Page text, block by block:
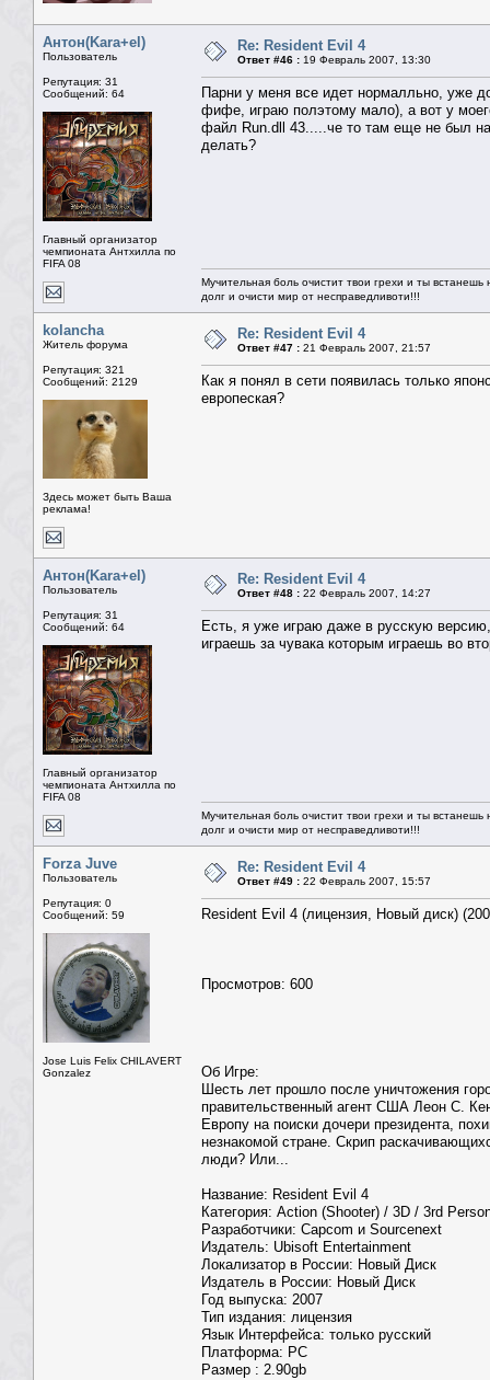
Антон(Kara+el)
Пользователь
Репутация: 31
Сообщений: 64
Главный организатор
чемпионата Антхилла по
FIFA 08
Re: Resident Evil 4
Ответ #46 : 19 Февраль 2007, 13:30
Парни у меня все идет нормалльно, уже
фифе, играю полэтому мало), а вот у
файл Run.dll 43.....че то там еще не был
делать?
Мучительная боль очистит твои грехи и ты
долг и очисти мир от несправедливоти!!!
kolancha
Житель форума
Репутация: 321
Сообщений: 2129
Здесь может быть Ваша
реклама!
Re: Resident Evil 4
Ответ #47 : 21 Февраль 2007, 21:57
Как я понял в сети появилась только
европеская?
Антон(Kara+el)
Пользователь
Репутация: 31
Сообщений: 64
Главный организатор
чемпионата Антхилла по
FIFA 08
Re: Resident Evil 4
Ответ #48 : 22 Февраль 2007, 14:27
Есть, я уже играю даже в русскую
играешь за чувака которым играешь во
Мучительная боль очистит твои грехи и ты
долг и очисти мир от несправедливоти!!!
Forza Juve
Пользователь
Репутация: 0
Сообщений: 59
Jose Luis Felix CHILAVERT
Gonzalez
Re: Resident Evil 4
Ответ #49 : 22 Февраль 2007, 15:57
Resident Evil 4 (лицензия, Новый диск)
Просмотров: 600
Об Игре:
Шесть лет прошло после уничтожения
правительственный агент США Леон С.
Европу на поиски дочери президента,
незнакомой стране. Скрип
люди? Или...
Название: Resident Evil 4
Категория: Action (Shooter) / 3D / 3rd
Разработчики: Capcom и Sourcenext
Издатель: Ubisoft Entertainment
Локализатор в России: Новый Диск
Издатель в России: Новый Диск
Год выпуска: 2007
Тип издания: лицензия
Язык Интерфейса: только русский
Платформа: PC
Размер : 2.90gb